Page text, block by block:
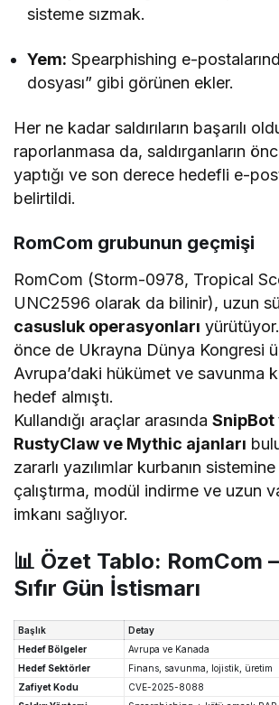
sisteme sızmak.
Yem: Spearphishing e-
dosyası” gibi görünen ekler.
Her ne kadar saldırıların başarılı
raporlanmasa da, saldırganların
yaptığı ve son derece hedefli e-
belirtildi.
RomCom grubunun geçmişi
RomCom (Storm-0978, Tropical
UNC2596 olarak da bilinir), uzun
casusluk operasyonları
önce de Ukrayna Dünya Kongresi
Avrupa’daki hükümet ve savunma
hedef almıştı.
Kullandığı araçlar arasındaSnipBot
RustyClaw ve Mythic ajanları
zararlı yazılımlar kurbanın
çalıştırma, modül indirme ve uzun
imkanı sağlıyor.
📊 Özet Tablo: RomCom
Sıfır Gün İstismarı
Başlık
Detay
Hedef Bölgeler
Avrupa ve Kanada
Hedef Sektörler
Finans, savunma, lojistik, üretim
Zafiyet Kodu
CVE-2025-8088